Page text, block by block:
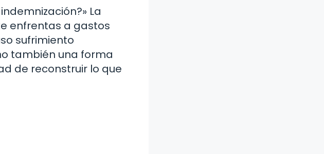
La
enfrentas a gastos
sufrimiento
también una forma
de reconstruir lo que